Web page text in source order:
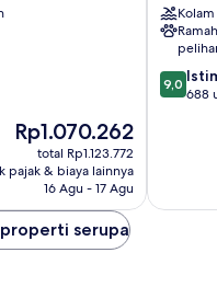
Harga
sekarang
Rp1.070.262
Rp1.070.262
total Rp1.123.772
pajak & biaya lainnya
16 Agu - 17 Agu
Barra
da
Tijuca
9.0
dari
9,0
688
serupa